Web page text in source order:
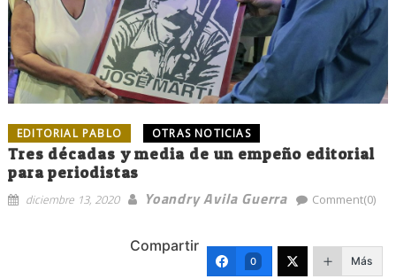
EDITORIAL PABLO OTRAS NOTICIAS
Tres décadas y media de un empeño editorial
para periodistas
diciembre 13, 2020 Yoandry Avila Guerra Comment(0)
Compartir
0 Más